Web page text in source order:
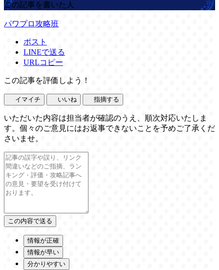
この記事を書いた人
パワプロ攻略班
ポスト
LINEで送る
URLコピー
この記事を評価しよう！
イマイチ いいね 指摘する
いただいた内容は担当者が確認のうえ、順次対応いたしま
す。個々のご意見にはお返事できないことを予めご了承くだ
さいませ。
情報が正確
情報が早い
分かりやすい